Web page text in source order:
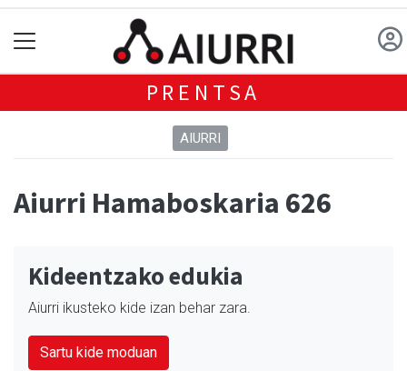
PRENTSA
AIURRI
Aiurri Hamaboskaria 626
Kideentzako edukia
Aiurri ikusteko kide izan behar zara.
Sartu kide moduan